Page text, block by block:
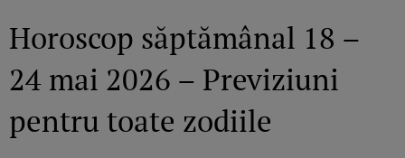
Horoscop săptămânal 18 –
24 mai 2026 – Previziuni
pentru toate zodiile